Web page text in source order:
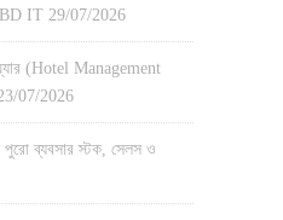
IT 29/07/2026
(Hotel Management
07/2026
পুরো ব্যবসার স্টক, সেলস ও